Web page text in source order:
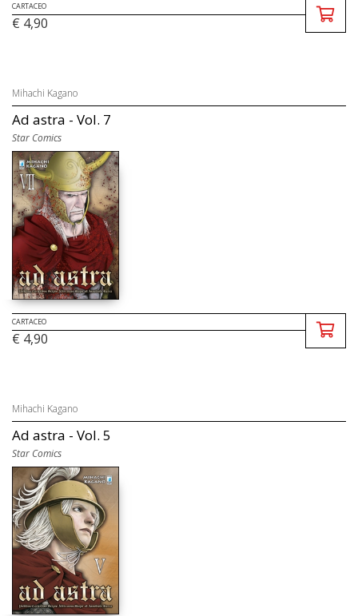
CARTACEO
€ 4,90
Mihachi Kagano
Ad astra - Vol. 7
Star Comics
CARTACEO
€ 4,90
Mihachi Kagano
Ad astra - Vol. 5
Star Comics